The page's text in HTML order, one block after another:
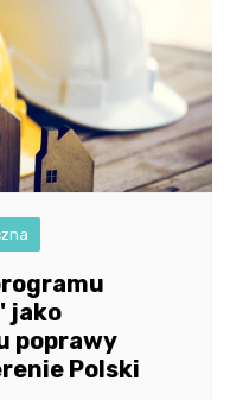
jako
poprawy
Polski